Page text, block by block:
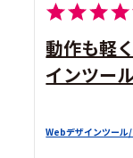
動作も軽
インツー
Webデザインツール/